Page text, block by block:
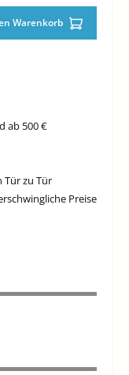
Warenkorb
ab 500 €
Tür zu Tür
Preise